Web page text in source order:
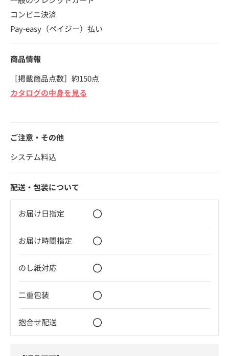
コンビニ決済
Pay-easy（ペイジー）払い
商品情報
［掲載商品点数］約150点
カタログの中身を見る
ご注意・その他
システム料込
配送・包装について
お届け日指定 〇
お届け時間指定 〇
のし紙対応 〇
二重包装 〇
抱合せ配送 〇